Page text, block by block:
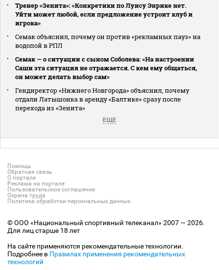
Тренер «Зенита»: «Конкретики по Луису Энрике нет.
Уйти может любой, если предложение устроит клуб и
игрока»
Семак объяснил, почему он против «рекламных пауз» на
водопой в РПЛ
Семак — о ситуации с сыном Соболева: «На настроении
Саши эта ситуация не отражается. С кем ему общаться,
он может делать выбор сам»
Гендиректор «Нижнего Новгорода» объяснил, почему
отдали Латышонка в аренду «Балтике» сразу после
перехода из «Зенита»
ЕЩЕ
Помощь
Обратная связь
О портале
Реклама на портале
Пользовательское соглашение
Охрана труда
Политика обработки персональных данных
© ООО «Национальный спортивный телеканал» 2007 — 2026.
Для лиц старше 18 лет
На сайте применяются рекомендательные технологии.
Подробнее в Правилах применения рекомендательных
технологий